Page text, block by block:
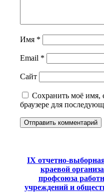
Имя *
Email *
Сайт
Сохранить моё имя,
браузере для
IX отчетно-
краевой
профсоюза
учреждений и